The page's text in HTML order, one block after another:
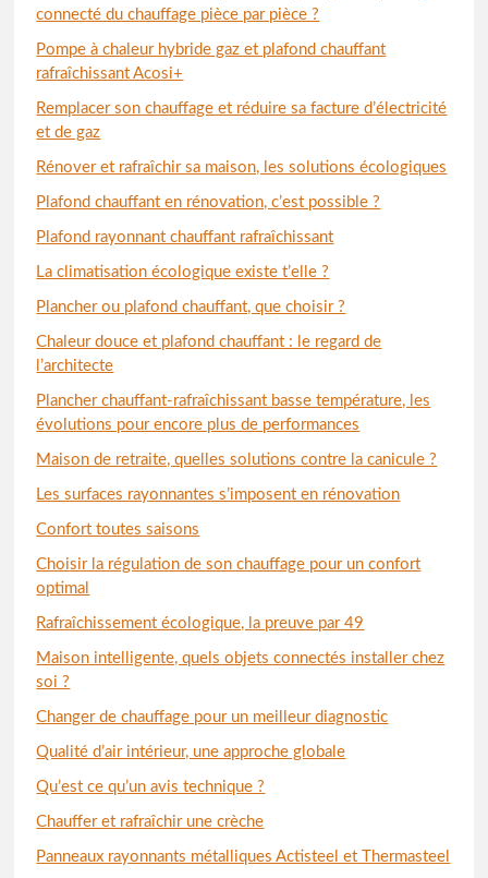
connecté du chauffage pièce par pièce ?
Pompe à chaleur hybride gaz et plafond chauffant
rafraîchissant Acosi+
Remplacer son chauffage et réduire sa facture d’électricité
et de gaz
Rénover et rafraîchir sa maison, les solutions écologiques
Plafond chauffant en rénovation, c’est possible ?
Plafond rayonnant chauffant rafraîchissant
La climatisation écologique existe t’elle ?
Plancher ou plafond chauffant, que choisir ?
Chaleur douce et plafond chauffant : le regard de
l’architecte
Plancher chauffant-rafraîchissant basse température, les
évolutions pour encore plus de performances
Maison de retraite, quelles solutions contre la canicule ?
Les surfaces rayonnantes s’imposent en rénovation
Confort toutes saisons
Choisir la régulation de son chauffage pour un confort
optimal
Rafraîchissement écologique, la preuve par 49
Maison intelligente, quels objets connectés installer chez
soi ?
Changer de chauffage pour un meilleur diagnostic
Qualité d’air intérieur, une approche globale
Qu’est ce qu’un avis technique ?
Chauffer et rafraîchir une crèche
Panneaux rayonnants métalliques Actisteel et Thermasteel